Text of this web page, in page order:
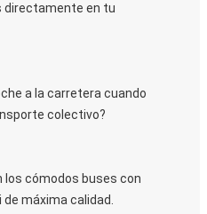
directamente en tu
a la carretera cuando
colectivo?
los cómodos buses con
máxima calidad.